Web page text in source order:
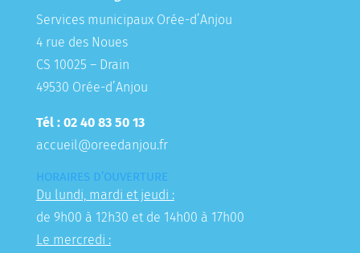
Services municipaux Orée-d’Anjou
4 rue des Noues
CS 10025 – Drain
49530 Orée-d’Anjou
Tél : 02 40 83 50 13
accueil@oreedanjou.fr
HORAIRES D’OUVERTURE
Du lundi, mardi et jeudi :
de 9h00 à 12h30 et de 14h00 à 17h00
Le mercredi :